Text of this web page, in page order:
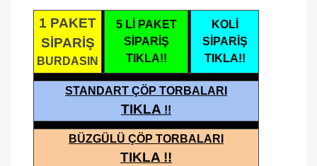
1 PAKET
SİPARİŞ
BURDASIN
5 Lİ PAKET
SİPARİŞ
TIKLA!!
KOLİ
SİPARİŞ
TIKLA!!
STANDART ÇÖP TORBALARI
TIKLA !!
BÜZGÜLÜ ÇÖP TORBALARI
TIKLA !!